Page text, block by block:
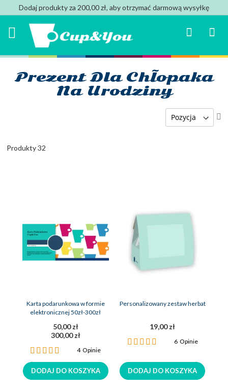
Dodaj produkty za 200,00 zł, aby otrzymać darmową wysyłkę
Mój
Search
Prezent Dla Chłopaka
Na Urodziny
Produkty32
Karta podarunkowa w formie
elektronicznej 50zł-300zł
50,00 zł
300,00 zł
Ocena:
4Opinie
DODAJ DO KOSZYKA
Personalizowany zestaw herbat
19,00 zł
Ocena:
6 Opinie
DODAJ DO KOSZYKA